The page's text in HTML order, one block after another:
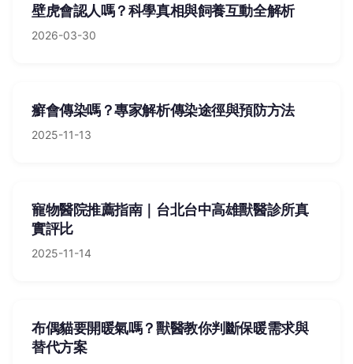
壁虎會認人嗎？科學真相與飼養互動全解析
2026-03-30
癬會傳染嗎？專家解析傳染途徑與預防方法
2025-11-13
寵物醫院推薦指南｜台北台中高雄獸醫診所真
實評比
2025-11-14
布偶貓要開暖氣嗎？獸醫教你判斷保暖需求與
替代方案